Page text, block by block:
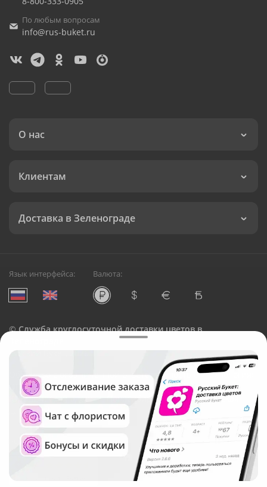
По любым вопросам
info@rus-buket.ru
О нас
Клиентам
Доставка в Зеленограде
Язык интерфейса: Валюта:
©Служба круглосуточной доставки цветов в
Русский Букет, 2026
Общество с ограниченной ответственностью «Технология»
ОГРН: 1195476081745, ИНН: 5410081997
Юридический адрес: г. Новосибирск, ул. Ипподромская,
д.42, оф. 3
Рейтинг Русского букета